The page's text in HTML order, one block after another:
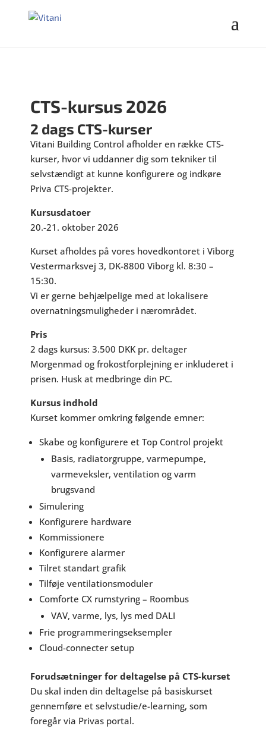
CTS-kursus 2026
2 dags CTS-kurser
Vitani Building Control afholder en række CTS-
kurser, hvor vi uddanner dig som tekniker til
selvstændigt at kunne konfigurere og indkøre
Priva CTS-projekter.
Kursusdatoer
20.-21. oktober 2026
Kurset afholdes på vores hovedkontoret i Viborg
Vestermarksvej 3, DK-8800 Viborg kl. 8:30 –
15:30.
Vi er gerne behjælpelige med at lokalisere
overnatningsmuligheder i nærområdet.
Pris
2 dags kursus: 3.500 DKK pr. deltager
Morgenmad og frokostforplejning er inkluderet i
prisen. Husk at medbringe din PC.
Kursus indhold
Kurset kommer omkring følgende emner:
Skabe og konfigurere et Top Control projekt
Basis, radiatorgruppe, varmepumpe,
varmeveksler, ventilation og varm
brugsvand
Simulering
Konfigurere hardware
Kommissionere
Konfigurere alarmer
Tilret standart grafik
Tilføje ventilationsmoduler
Comforte CX rumstyring – Roombus
VAV, varme, lys, lys med DALI
Frie programmeringseksempler
Cloud-connecter setup
Forudsætninger for deltagelse på CTS-kurset
Du skal inden din deltagelse på basiskurset
gennemføre et selvstudie/e-learning, som
foregår via Privas portal.